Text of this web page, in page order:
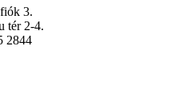
3.
tér 2-4.
2844